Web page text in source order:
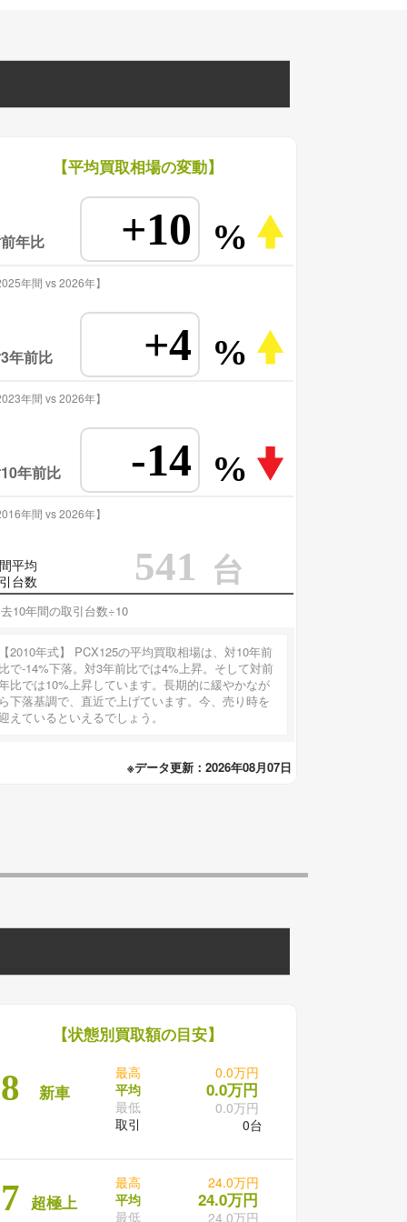
【平均買取相場の変動】
年比 +10 %
年間 vs 2026年】
年前比 +4 %
年間 vs 2026年】
年前比 -14 %
年間 vs 2026年】
平均
台数
541 台
10年間の取引台数÷10
【2010年式】 PCX125の平均買取相場は、対10年前
比で-14%下落。対3年前比では4%上昇。そして対前
比では10%上昇しています。長期的に緩やかなが
ら下落基調で、直近で上げています。今、売り時を
えているといえるでしょう。
※データ更新：2026年08月07日
【状態別買取額の目安】
8 新車
最高
平均
最低
取引
0.0万円
0.0万円
0.0万円
0台
7 超極上
最高
平均
最低
24.0万円
24.0万円
24.0万円